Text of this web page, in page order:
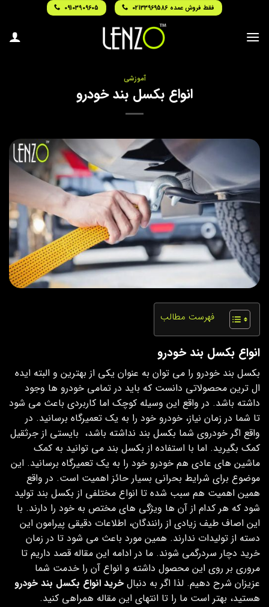
content
فقط فروش عمده 02133969586 09103909605
آموزشی
انواع بکسل بند خودرو
فهرست مطالب
انواع بکسل بند خودرو
بکسل بند خودرو را می توان به عنوان یکی از بهترین و البته ایده
ال ترین محصولاتی دانست که باید در تمامی خودرو ها وجود
داشته باشد. در واقع این وسیله کوچک اما کاربردی باعث می شود
تا شما در زمان نیاز، خودرو خود را به یک تعمیرگاه برسانید. در
واقع اگر خودروی شما بکسل بند نداشته باشد، بایستی از جرثقیل
کمک بگیرید. اما با استفاده از بکسل بند می توانید به کمک
ماشین های عادی هم خودرو خود را به یک تعمیرگاه برسانید. این
موضوع برای شرایط بحرانی بسیار حائز اهمیت است. در واقع
همین اهمیت هم سبب شده تا انواع مختلفی از بکسل بند تولید
شود که هر کدام از آن ها ویژگی های مختص به خود را دارند. با
این اصاف طیف زیادی از رانندگان، اطلاعات دقیقی پیرامون این
دسته از تولیدات ندارند. همین مورد باعث می شود تا در زمان
خرید دچار سردرگمی شوند. ما در ادامه این مقاله قصد داریم تا
مروری بر روی این محصول داشته و انواع آن را خدمت شما
عزیزان شرح دهیم. لذا اگر به دنبال خرید انواع بکسل بند خودرو
هستید، بهتر است ما را تا انتهای این مقاله همراهی کنید.